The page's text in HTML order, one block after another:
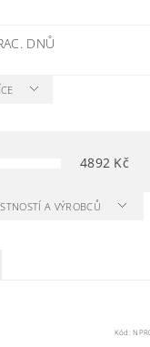
DNŮ
4892 Kč
A VÝROBCŮ
Kód: